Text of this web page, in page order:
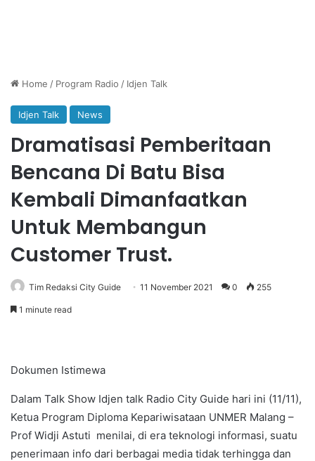
Home / Program Radio / Idjen Talk
Idjen Talk News
Dramatisasi Pemberitaan
Bencana Di Batu Bisa
Kembali Dimanfaatkan
Untuk Membangun
Customer Trust.
Tim Redaksi City Guide 11 November 2021 0 255
1 minute read
Dokumen Istimewa
Dalam Talk Show Idjen talk Radio City Guide hari ini (11/11),
Ketua Program Diploma Kepariwisataan UNMER Malang –
Prof Widji Astuti menilai, di era teknologi informasi, suatu
penerimaan info dari berbagai media tidak terhingga dan